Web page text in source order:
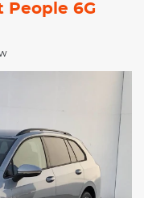
People 6G